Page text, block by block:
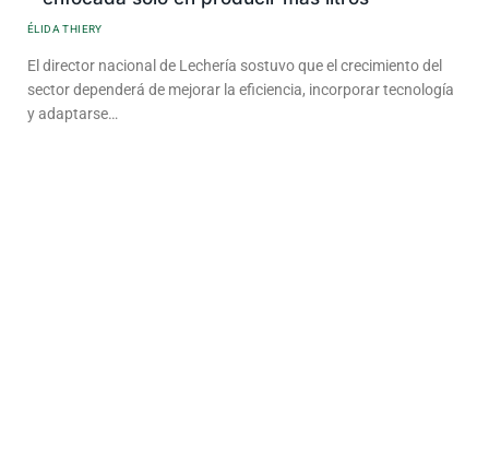
ÉLIDA THIERY
El director nacional de Lechería sostuvo que el crecimiento del
sector dependerá de mejorar la eficiencia, incorporar tecnología
y adaptarse…